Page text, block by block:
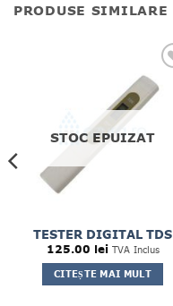
PRODUSE SIMILARE
STOC EPUIZAT
TESTER DIGITAL TDS
125.00 lei TVA Inclus
CITEȘTE MAI MULT